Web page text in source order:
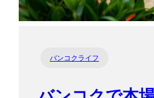
バンコクライフ